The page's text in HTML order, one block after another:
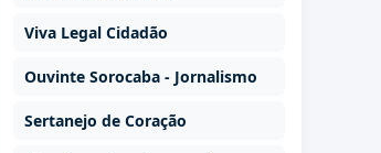
Viva Legal Cidadão
Ouvinte Sorocaba - Jornalismo
Sertanejo de Coração